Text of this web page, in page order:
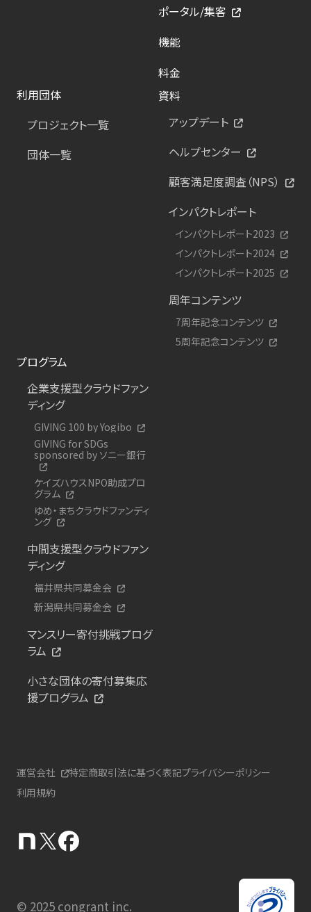
ポータル/集客
機能
料金
利用団体
プロジェクト一覧
団体一覧
資料
アップデート
ヘルプセンター
顧客満足度調査（NPS）
インパクトレポート
インパクトレポート2023
インパクトレポート2024
インパクトレポート2025
周年コンテンツ
7周年記念コンテンツ
5周年記念コンテンツ
プログラム
企業支援型クラウドファン
ディング
GIVING 100 by Yogibo
GIVING for SDGs
sponsored by ソニー銀行
ケイズハウスNPO助成プロ
グラム
ゆめ・まちクラウドファンディ
ング
中間支援型クラウドファン
ディング
福井県共同募金会
新潟県共同募金会
マンスリー寄付挑戦プログ
ラム
小さな団体の寄付募集応
援プログラム
運営会社 特定商取引法に基づく表記プライバシーポリシー
利用規約
© 2025 congrant inc.